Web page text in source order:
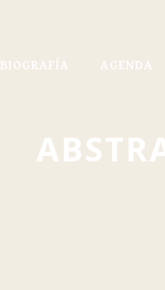
BIOGRAFÍA AGENDA